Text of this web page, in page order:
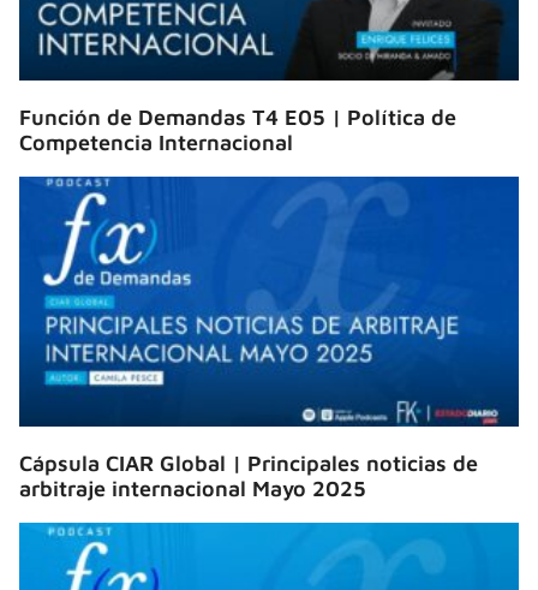
Función de Demandas T4 E05 | Política de
Competencia Internacional
Cápsula CIAR Global | Principales noticias de
arbitraje internacional Mayo 2025